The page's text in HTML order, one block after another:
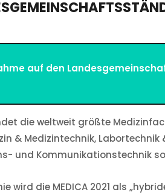
auf den
die weltweit größte
& Medizintechnik,
und Kommunikationstechnik
wird die MEDICA 2021 als